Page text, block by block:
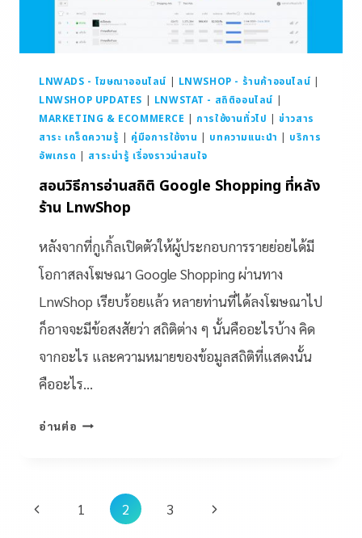
LNWADS - โฆษณาออนไลน์ | LNWSHOP - ร้านค้าออนไลน์ |
LNWSHOP UPDATES | LNWSTAT - สถิติออนไลน์ |
MARKETING & ECOMMERCE | การใช้งานทั่วไป |ข่าวสาร
สาระ เกร็ดความรู้ | คู่มือการใช้งาน | บทความแนะนำ | บริการ
อัพเกรด | สาระน่ารู้ เรื่องราวน่าสนใจ
สอนวิธีการอ่านสถิติ Google Shopping ที่หลัง
ร้าน LnwShop
หลังจากที่กูเกิ้ลเปิดตัวให้ผู้ประกอบการรายย่อยได้มี
โอกาสลงโฆษณา Google Shopping ผ่านทาง
LnwShop เรียบร้อยแล้ว หลายท่านที่ได้ลงโฆษณาไป
ก็อาจจะมีข้อสงสัยว่า สถิติต่าง ๆ นั้นคืออะไรบ้าง คิด
จากอะไร และความหมายของข้อมูลสถิติที่แสดงนั้น
คืออะไร…
อ่านต่อ
1 2 3